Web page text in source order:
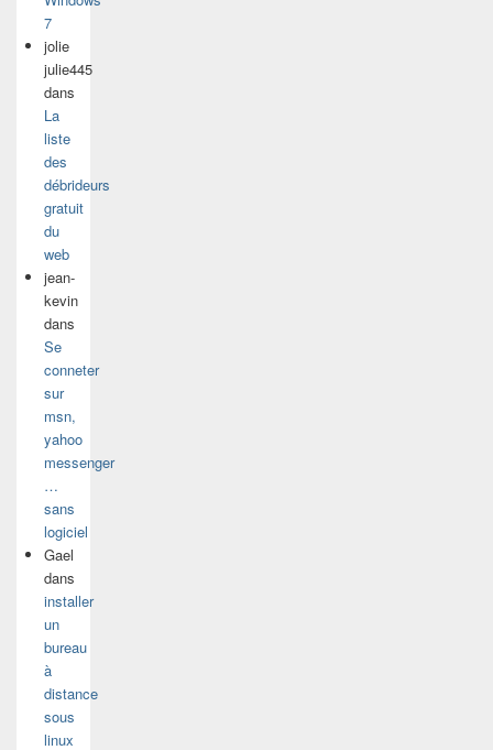
7
jolie
julie445
dans
La
liste
des
débrideurs
gratuit
du
web
jean-
kevin
dans
Se
conneter
sur
msn,
yahoo
messenger
…
sans
logiciel
Gael
dans
installer
un
bureau
à
distance
sous
linux